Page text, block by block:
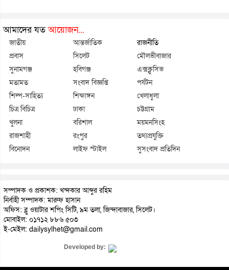
আমাদের যতআয়োজন...
জাতীয় আন্তর্জাতিক
রাজনীতি
প্রবাস
সিলেট
মৌলভীবাজার
সুনামগঞ্জ
হবিগঞ্জ
এক্সক্লুসিভ
মতামত
সংবাদ বিজ্ঞপ্তি
পর্যটন
শিল্প-সাহিত্য
শিক্ষাঙ্গন
খেলাধুলা
চিত্র বিচিত্র
ঢাকা
চট্টগ্রাম
খুলনা
বরিশাল
ময়মনসিংহ
রাজশাহী
রংপুর
তথ্যপ্রযুক্তি
বিনোদন
লাইফ স্টাইল সুসংবাদ প্রতিদিন
সম্পাদক ও প্রকাশক: খন্দকার আব্দুর রহিম
নির্বাহী সম্পাদক: মারুফ হাসান
অফিস: ব্লু ওয়াটার শপিং সিটি, ৯ম তলা, জিন্দাবাজার, সিলেট।
মোবাইল: ০১৭১২ ৮৮৬ ৫০৩
ই-মেইল: dailysylhet@gmail.com
Developed by: